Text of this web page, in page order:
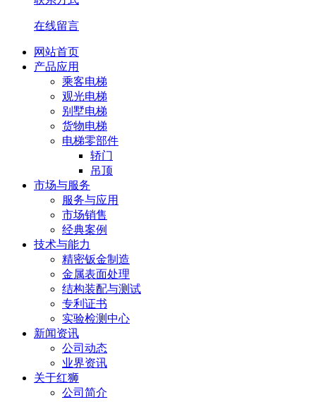
在线留言
网站首页
产品应用
乘客电梯
观光电梯
别墅电梯
货物电梯
电梯零部件
轿门
吊顶
市场与服务
服务与应用
市场销售
经典案例
技术与能力
精密钣金制造
金属表面处理
结构装配与测试
专利证书
实验检测中心
新闻资讯
公司动态
业界资讯
关于红狮
公司简介